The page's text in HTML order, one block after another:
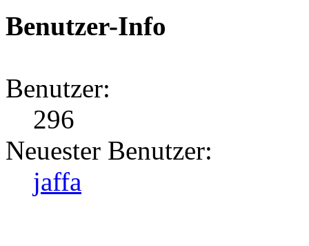
Benutzer-Info
Benutzer:
296
Neuester Benutzer:
jaffa